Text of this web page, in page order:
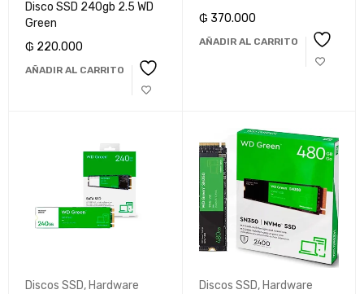
Disco SSD 240gb 2.5 WD
Green
₲ 220.000
AÑADIR AL CARRITO
₲ 370.000
AÑADIR AL CARRITO
Discos SSD,Hardware
Discos SSD,Hardware